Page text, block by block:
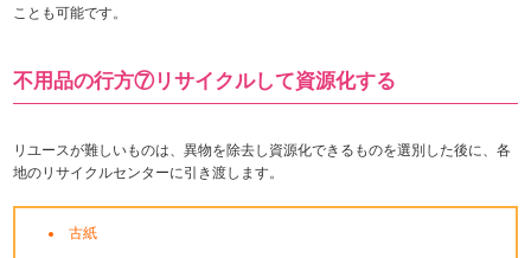
ことも可能です。
不用品の行方⑦リサイクルして資源化する
リユースが難しいものは、異物を除去し資源化できるものを選別した後に、各
地のリサイクルセンターに引き渡します。
古紙